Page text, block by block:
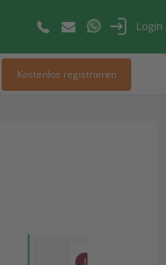
Login
Kostenlos registrieren